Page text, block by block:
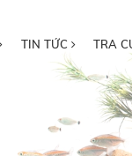
TIN TỨC TRA